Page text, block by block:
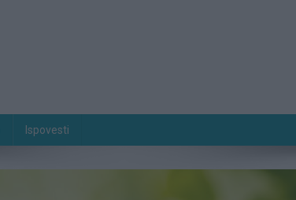
Ispovesti